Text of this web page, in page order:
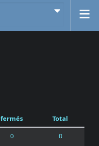
fermés
Total
0 0